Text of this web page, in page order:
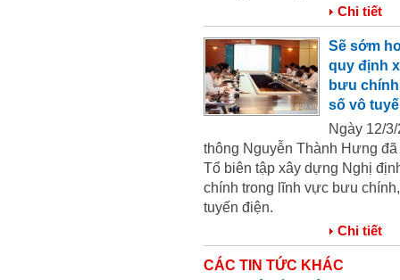
Chi tiết
Sẽ sớm
quy định
bưu
số vô
Ngày 12/
thông Nguyễn Thành Hưng
Tổ biên tập xây dựng Nghị
chính trong lĩnh vực bưu
tuyến điện.
Chi tiết
CÁC TIN TỨC KHÁC